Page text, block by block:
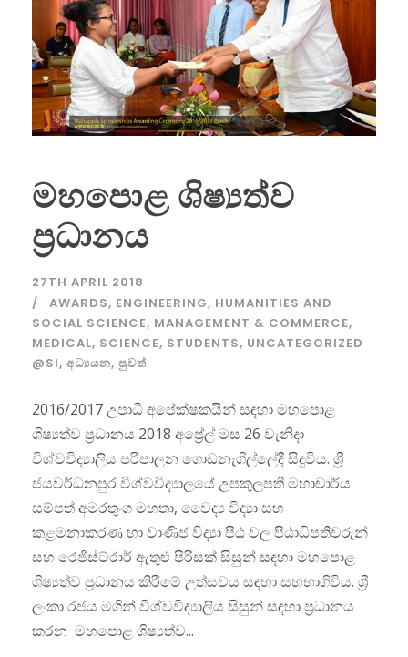
මහපොළ ශිෂ්‍යත්ව
ප්‍රධානය
27TH APRIL 2018
AWARDS, ENGINEERING, HUMANITIES AND
SOCIAL SCIENCE, MANAGEMENT & COMMERCE,
MEDICAL, SCIENCE, STUDENTS, UNCATEGORIZED
@SI, අධ්‍යයන, පුවත්
2016/2017 උපාධි අපේක්ෂකයින් සඳහා මහපොළ
ශිෂ්‍යත්ව ප්‍රධානය 2018 අප්‍රේල් මස 26 වැනිදා
විශ්වවිද්‍යාලිය පරිපාලන ගොඩනැගිල්ලේදී සිදුවිය. ශ්‍රී
ජයවර්ධනපුර විශ්වවිද්‍යාලයේ උපකුලපති මහාචාර්ය
සම්පත් අමරතුංග මහතා, වෛද්‍ය විද්‍යා සහ
කළමනාකරණ හා වාණිජ විද්‍යා පිඨ වල පිඨාධිපතිවරුන්
සහ රෙජිස්ට්රාර් ඇතුළු පිරිසක් සිසුන් සඳහා මහපොළ
ශිෂ්‍යත්ව ප්‍රධානය කිරීමේ උත්සවය සඳහා සහභාගිවිය. ශ්‍රී
ලංකා රජය මගින් විශ්වවිද්‍යාලිය සිසුන් සඳහා ප්‍රධානය
කරන මහපොළ ශිෂ්‍යත්ව...